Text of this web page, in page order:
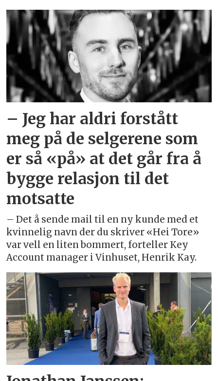
Emne:
key
account
manager
– Jeg har aldri forstått
meg på de selgerene som
er så «på» at det går fra å
bygge relasjon til det
motsatte
– Det å sende mail til en ny kunde med et
kvinnelig navn der du skriver «Hei Tore»
var vell en liten bommert, forteller Key
Account manager i Vinhuset, Henrik Kay.